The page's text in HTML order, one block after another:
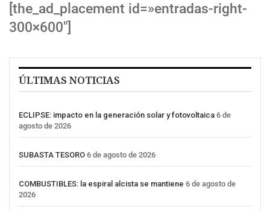
[the_ad_placement id=»entradas-right-
300×600″]
ÚLTIMAS NOTICIAS
ECLIPSE: impacto en la generación solar y fotovoltaica 6 de
agosto de 2026
SUBASTA TESORO 6 de agosto de 2026
COMBUSTIBLES: la espiral alcista se mantiene 6 de agosto de
2026